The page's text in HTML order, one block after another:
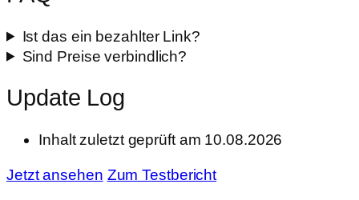
Ist das ein bezahlter Link?
Sind Preise verbindlich?
Update Log
Inhalt zuletzt geprüft am 10.08.2026
Jetzt ansehen Zum Testbericht